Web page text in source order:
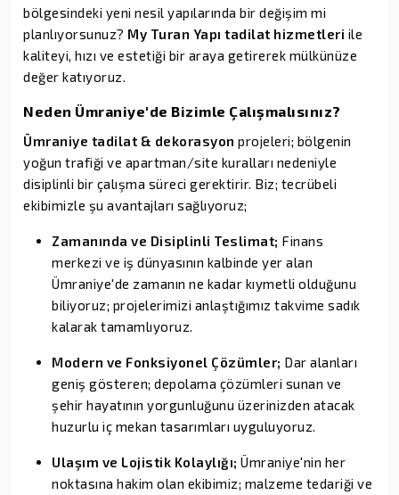
bölgesindeki yeni nesil yapılarında bir değişim mi
planlıyorsunuz? My Turan Yapı tadilat hizmetleri ile
kaliteyi, hızı ve estetiği bir araya getirerek mülkünüze
değer katıyoruz.
Neden Ümraniye'de Bizimle Çalışmalısınız?
Ümraniye tadilat & dekorasyon projeleri; bölgenin
yoğun trafiği ve apartman/site kuralları nedeniyle
disiplinli bir çalışma süreci gerektirir. Biz; tecrübeli
ekibimizle şu avantajları sağlıyoruz;
Zamanında ve Disiplinli Teslimat; Finans
merkezi ve iş dünyasının kalbinde yer alan
Ümraniye'de zamanın ne kadar kıymetli olduğunu
biliyoruz; projelerimizi anlaştığımız takvime sadık
kalarak tamamlıyoruz.
Modern ve Fonksiyonel Çözümler; Dar alanları
geniş gösteren; depolama çözümleri sunan ve
şehir hayatının yorgunluğunu üzerinizden atacak
huzurlu iç mekan tasarımları uyguluyoruz.
Ulaşım ve Lojistik Kolaylığı; Ümraniye'nin her
noktasına hakim olan ekibimiz; malzeme tedariği ve